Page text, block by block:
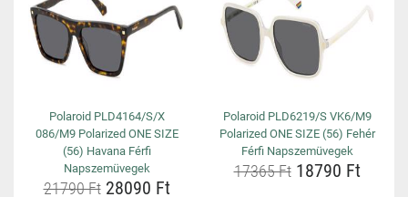
Polaroid PLD4164/S/X
086/M9 Polarized ONE SIZE
(56) Havana Férfi
Napszemüvegek
21790 Ft28090 Ft
Polaroid PLD6219/S VK6/M9
Polarized ONE SIZE (56) Fehér
Férfi Napszemüvegek
17365 Ft18790 Ft